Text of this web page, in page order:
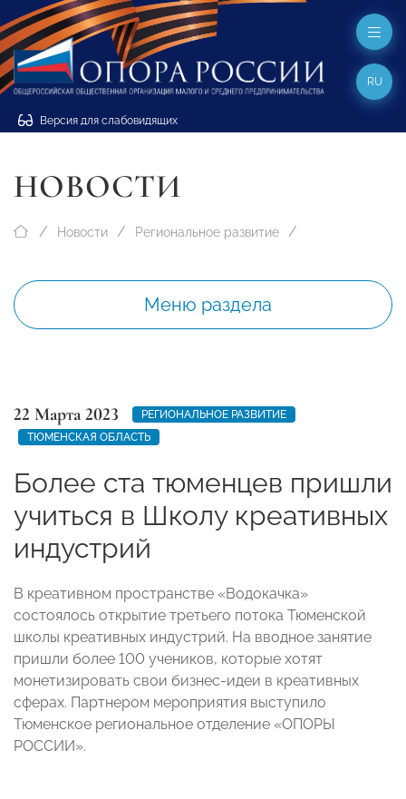
Версия для слабовидящих
RU
НОВОСТИ
Новости Региональное развитие
Меню раздела
22 Марта 2023
РЕГИОНАЛЬНОЕ РАЗВИТИЕ
ТЮМЕНСКАЯ ОБЛАСТЬ
Более ста тюменцев пришли
учиться в Школу креативных
индустрий
В креативном пространстве «Водокачка»
состоялось открытие третьего потока Тюменской
школы креативных индустрий. На вводное занятие
пришли более 100 учеников, которые хотят
монетизировать свои бизнес-идеи в креативных
сферах. Партнером мероприятия выступило
Тюменское региональное отделение «ОПОРЫ
РОССИИ».